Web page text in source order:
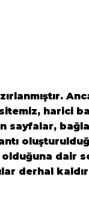
harici
dair
derhal